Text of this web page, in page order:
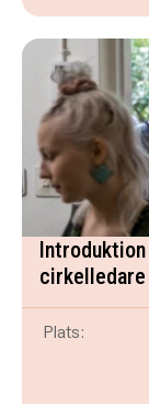
cirkelledare
Plats: